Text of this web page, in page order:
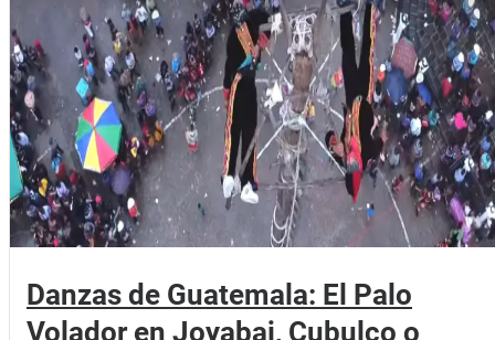
Danzas de Guatemala: El Palo
Volador en Joyabaj, Cubulco o